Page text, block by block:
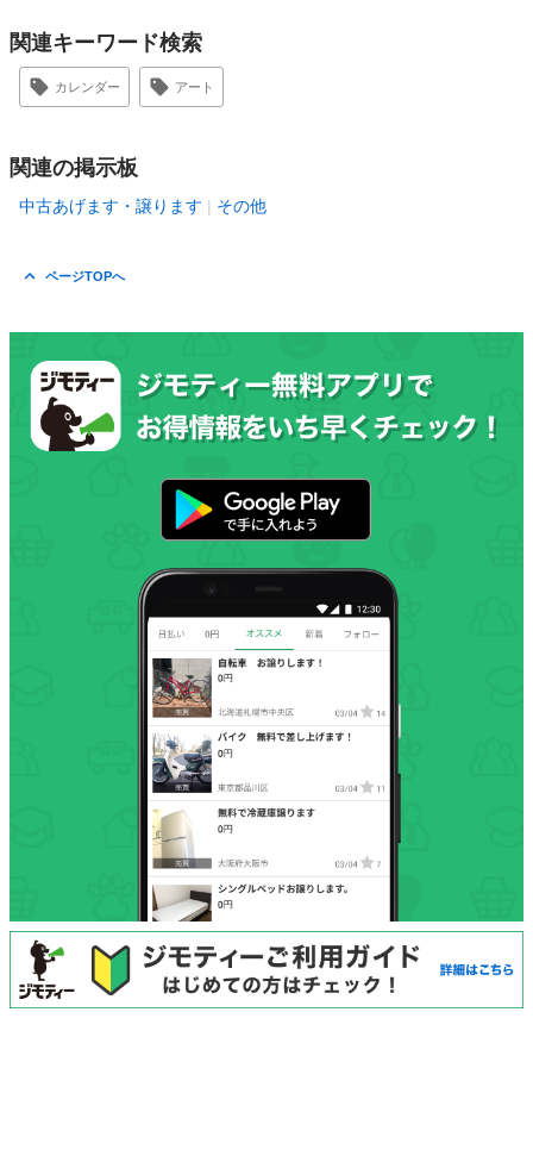
関連キーワード検索
カレンダー アート
関連の掲示板
中古あげます・譲ります その他
ページTOPへ